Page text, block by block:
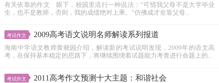
有关依靠的作文 眼下，校园里流行一种说法：“可惜我父母不是大学毕业
生，也不是教师，否则，我的成绩绝对上乘。”仿佛成才全靠父母...
考试作文 2009高考语文说明名师解读系列报道
海南中学语文教师黄晓园介绍，解读新的考试说明发现，2009年的语文高
考，在保持基本稳定的思路下，将继续围绕着试题能力考查进行命题上的...
考试作文 2011高考作文预测十大主题：和谐社会